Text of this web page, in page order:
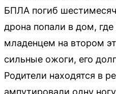
БПЛА погиб
дрона попали в дом,
младенцем на втором
сильные ожоги, его
Родители находятся в
ампутировали одну